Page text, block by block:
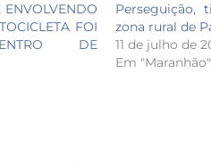
ENVOLVENDO
FOI
DE
Perseguição,
zona rural de
11 de julho de
Em "Maranhão"